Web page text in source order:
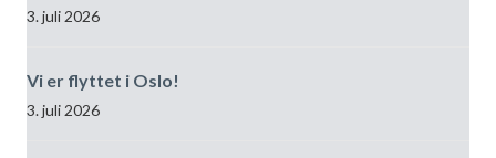
3. juli 2026
Vi er flyttet i Oslo!
3. juli 2026